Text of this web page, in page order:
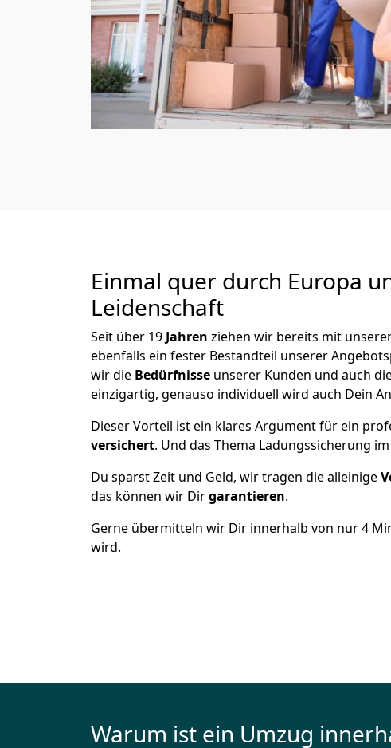
Einmal quer durch Europa
Leidenschaft
Seit über 19 Jahren ziehen wir bereits mit
ebenfalls ein fester Bestandteil unserer
wir die Bedürfnisse unserer Kunden und auch
einzigartig, genauso individuell wird auch Dein
Dieser Vorteil ist ein klares Argument für ein
versichert. Und das Thema Ladungssicherung
Du sparst Zeit und Geld, wir tragen die alleinige
das können wir Dirgarantieren.
Gerne übermitteln wir Dir innerhalb von nur4
wird.
Warum ist ein Umzug